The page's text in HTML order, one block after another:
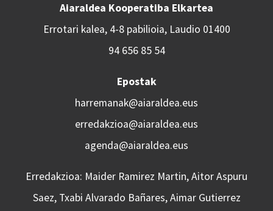
Aiaraldea Kooperatiba Elkartea
Errotari kalea, 4-8 pabilioia, Laudio 01400
94 656 85 54
Epostak
harremanak@aiaraldea.eus
erredakzioa@aiaraldea.eus
agenda@aiaraldea.eus
Erredakzioa: Maider Ramirez Martin, Aitor Aspuru
Saez, Txabi Alvarado Bañares, Aimar Gutierrez